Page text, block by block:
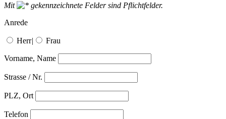
Mit
gekennzeichnete Felder sind Pflichtfelder.
Anrede
Herr| Frau
Vorname, Name
Strasse / Nr.
PLZ, Ort
Telefon